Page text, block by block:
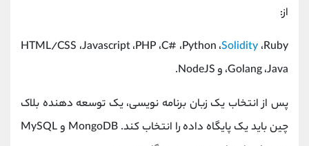
از:
HTML/CSS ،Javascript ،PHP ،C# ،Python ،Solidity ،Ruby
،Golang ،Java و NodeJS.
پس از انتخاب یک زبان برنامه نویسی، یک توسعه دهنده بلاک
چین باید یک پایگاه داده را انتخاب کند. MongoDB و MySQL